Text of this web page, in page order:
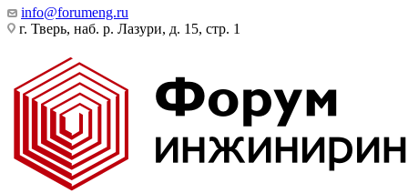
info@forumeng.ru
г. Тверь, наб. р. Лазури, д. 15, стр. 1